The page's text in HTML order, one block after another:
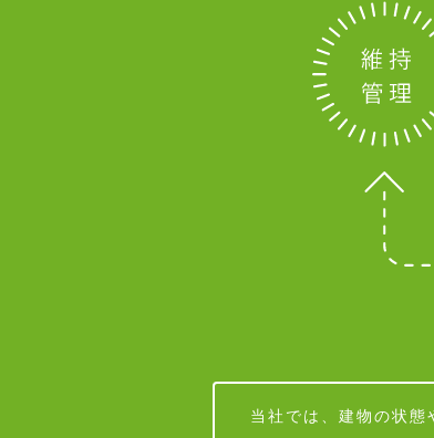
当社では、建物の状態